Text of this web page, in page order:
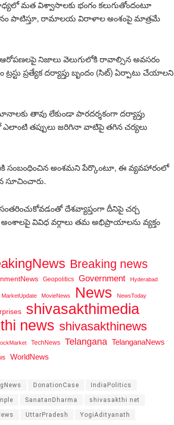
మత విశ్వాసాలకు భంగం కలుగుతోందంటూ
పాటిస్తూ, రామాలయ విరాళాల అంశంపై మాత్రమే
నిజాలు వెలుగులోకి రావాల్సిన అవసరం
ప్రత్యేక దర్యాప్తు బృందం (సిట్‌) ఏర్పాటు చేయాలని
తావు లేకుండా పారదర్శకంగా దర్యాప్తు
తప్పులు జరిగినా వాటిపై తగిన చర్యలు
సంబంధించిన అంశమని పేర్కొంటూ, ఈ వ్యవహారంలో
సూచించారు.
దేశవ్యాప్తంగా దీనిపై చర్చ
అంశాలపై వివిధ వర్గాలు తమ అభిప్రాయాలను వ్యక్తం
Breaking news
Geopolitics Government Hyderabad
MarketUpdate MovieNews News NewsToday
shivasakthimedia
news shivasakthinews
TechNews Telangana TelanganaNews
WorldNews
DonationCase IndiaPolitics
SanatanDharma shivasakthi net
UttarPradesh YogiAdityanath